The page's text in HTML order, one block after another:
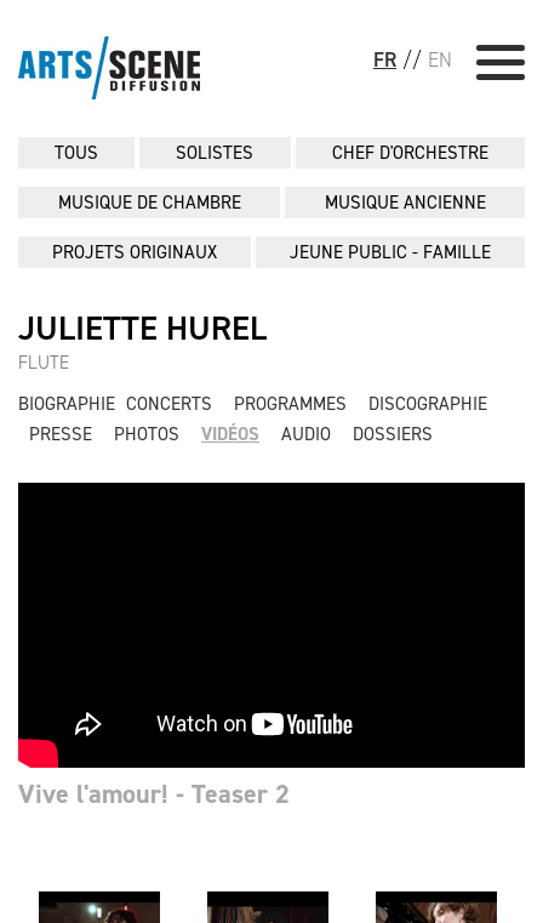
FR // EN
TOUS SOLISTES CHEF D'ORCHESTRE
MUSIQUE DE CHAMBRE MUSIQUE ANCIENNE
PROJETS ORIGINAUX JEUNE PUBLIC - FAMILLE
JULIETTE HUREL
FLUTE
BIOGRAPHIE CONCERTS PROGRAMMES
DISCOGRAPHIE
PRESSE
PHOTOS VIDÉOS AUDIO DOSSIERS
Vive l'amour! - Teaser 2